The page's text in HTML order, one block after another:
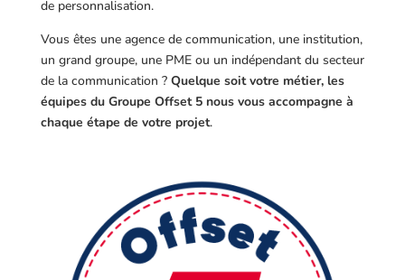
de personnalisation.
Vous êtes une agence de communication, une institution,
un grand groupe, une PME ou un indépendant du secteur
de la communication ? Quelque soit votre métier, les
équipes du Groupe Offset 5 nous vous accompagne à
chaque étape de votre projet.